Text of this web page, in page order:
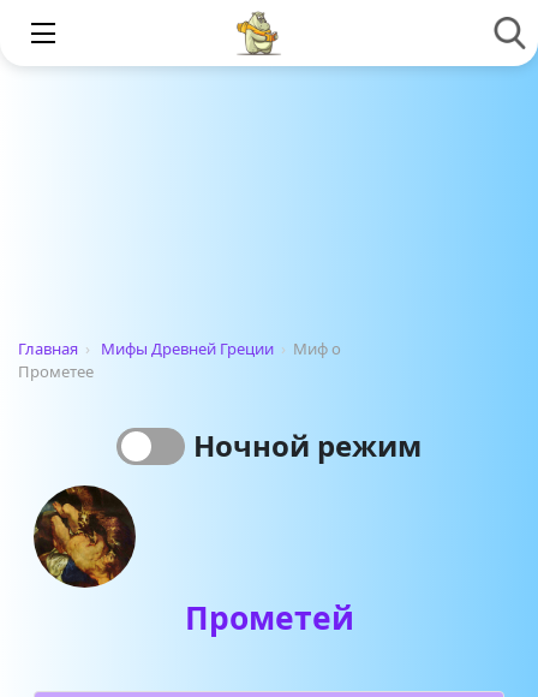
Главная › Мифы Древней Греции › Миф о
Прометее
Ночной режим
Прометей